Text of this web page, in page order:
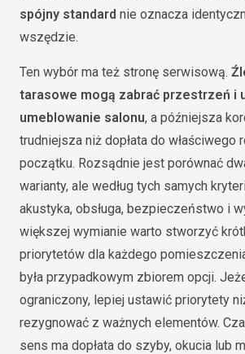
spójny standard nie oznacza
wszędzie.
Ten wybór ma też stronę serwisową.
tarasowe mogą zabrać przestrzeń i
umeblowanie salonu, a późniejsza
trudniejsza niż dopłata do właściwego
początku. Rozsądnie jest porównać
warianty, ale według tych samych
akustyka, obsługa, bezpieczeństwo i
większej wymianie warto stworzyć
priorytetów dla każdego
była przypadkowym zbiorem opcji.
ograniczony, lepiej ustawić priorytety
rezygnować z ważnych elementów.
sens ma dopłata do szyby, okucia lub